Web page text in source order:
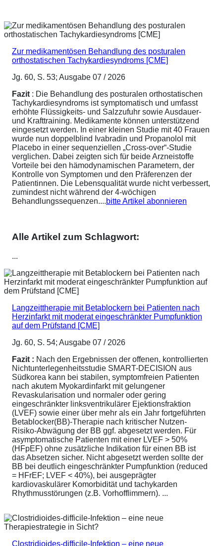
Zur medikamentösen Behandlung des posturalen
orthostatischen Tachykardiesyndroms [CME]
Jg. 60, S. 53; Ausgabe 07 / 2026
Fazit : Die Behandlung des posturalen orthostatischen
Tachykardiesyndroms ist symptomatisch und umfasst
erhöhte Flüssigkeits- und Salzzufuhr sowie Ausdauer-
und Krafttraining. Medikamente können unterstützend
eingesetzt werden. In einer kleinen Studie mit 40 Frauen
wurde nun doppelblind Ivabradin und Propanolol mit
Placebo in einer sequenziellen „Cross-over“-Studie
verglichen. Dabei zeigten sich für beide Arzneistoffe
Vorteile bei den hämodynamischen Parametern, der
Kontrolle von Symptomen und den Präferenzen der
Patientinnen. Die Lebensqualität wurde nicht verbessert,
zumindest nicht während der 4-wöchigen
Behandlungssequenzen....bitte Artikel abonnieren
Alle Artikel zum Schlagwort:
...
Langzeittherapie mit Betablockern bei Patienten nach
Herzinfarkt mit moderat eingeschränkter Pumpfunktion
auf dem Prüfstand [CME]
Jg. 60, S. 54; Ausgabe 07 / 2026
Fazit : Nach den Ergebnissen der offenen, kontrollierten
Nichtunterlegenheitsstudie SMART-DECISION aus
Südkorea kann bei stabilen, symptomfreien Patienten
nach akutem Myokardinfarkt mit gelungener
Revaskularisation und normaler oder gering
eingeschränkter linksventrikulärer Ejektionsfraktion
(LVEF) sowie einer über mehr als ein Jahr fortgeführten
Betablocker(BB)-Therapie nach kritischer Nutzen-
Risiko-Abwägung der BB ggf. abgesetzt werden. Für
asymptomatische Patienten mit einer LVEF > 50%
(HFpEF) ohne zusätzliche Indikation für einen BB ist
das Absetzen sicher. Nicht abgesetzt werden sollte der
BB bei deutlich eingeschränkter Pumpfunktion (reduced
= HFrEF; LVEF < 40%), bei ausgeprägter
kardiovaskulärer Komorbidität und tachykarden
Rhythmusstörungen (z.B. Vorhofflimmern). ...
Clostridioides-difficile-Infektion – eine neue